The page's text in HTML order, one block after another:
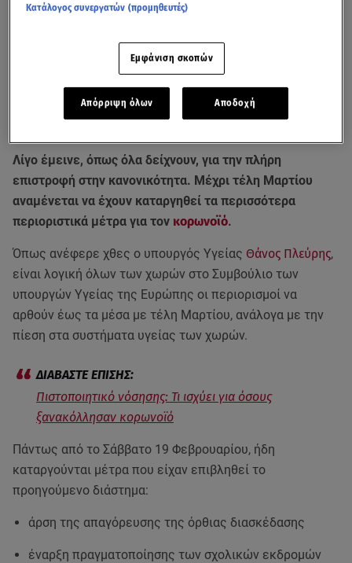
Λίγο έμεινε, όπως όλα δείχνουν, για την πλήρη
επιστροφή στην κανονικότητα. Μέχρι τέλη Μαρτίου
αναμένεται να έχουν καταργηθεί τα περισσότερα
περιοριστικά μέτρα για τον κορωνοϊό.
Όπως ανέφερε χθες ο υπουργός Υγείας Θάνος Πλεύρης,
είναι λογική όλων των χωρών στο Συμβούλιο των
υπουργών Υγείας της Ευρώπης οι περιορισμοί να
αρθούν έως τα μέσα με τέλη Μαρτίου, ανάλογα με την
πίεση στα συστήματα υγείας των χωρών.
Πιστοποιητικό νόσησης: Τι ισχύει για όσους
ξανακόλλησαν κορωνοϊό
Πάντως από το Σάββατο 19 Φεβρουαρίου, ήδη
καταργούνται μέτρα που είχαν επιβληθεί το
προηγούμενο διάστημα:
άρση της απαγόρευσης της όρθιας διασκέδασης
έναρξη πραγματοποίησης των σχολικών εκδρομών
Κατάλογος συνεργατών (προμηθευτές)
Εμφάνιση σκοπών
Απόρριψη όλων Αποδοχή